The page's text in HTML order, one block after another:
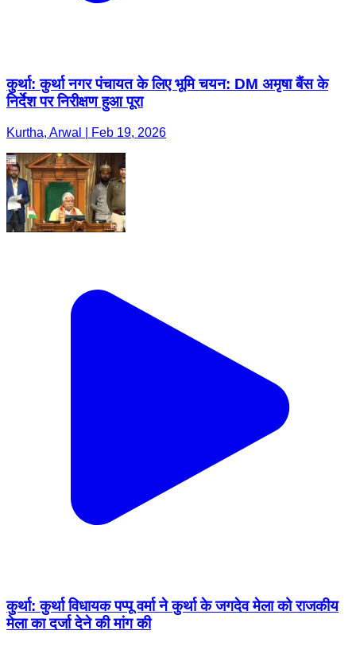
कुर्था: कुर्था नगर पंचायत के लिए भूमि चयन: DM अमृषा बैंस के
निर्देश पर निरीक्षण हुआ पूरा
Kurtha, Arwal | Feb 19, 2026
कुर्था: कुर्था विधायक पप्पू वर्मा ने कुर्था के जगदेव मेला को राजकीय
मेला का दर्जा देने की मांग की